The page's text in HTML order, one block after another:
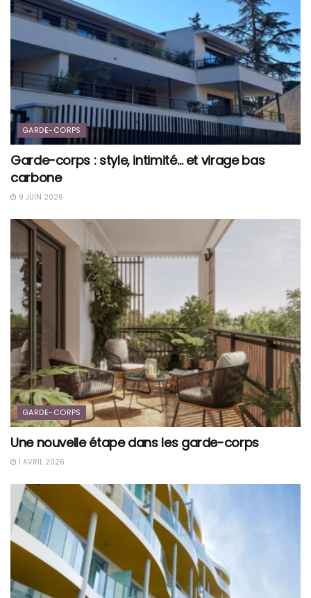
GARDE-CORPS
Garde-corps : style, intimité… et virage bas
carbone
9 JUIN 2026
GARDE-CORPS
Une nouvelle étape dans les garde-corps
1 AVRIL 2026